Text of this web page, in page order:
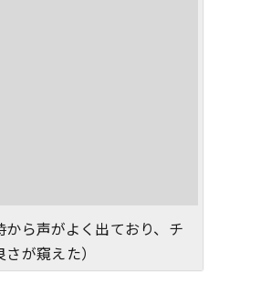
から声がよく出ており、チ
が窺えた）